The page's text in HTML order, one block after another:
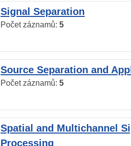
Signal Separation
Počet záznamů: 5
Source Separation and
Počet záznamů: 5
Spatial and Multichannel
Processing